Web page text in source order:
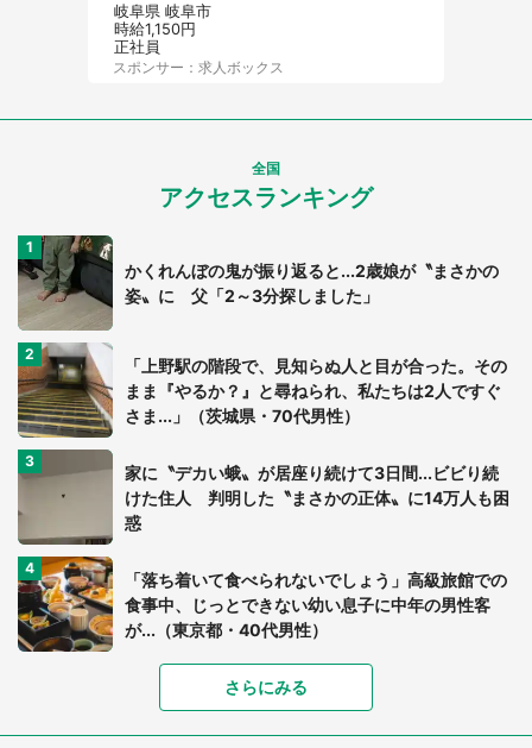
岐阜県 岐阜市
時給1,150円
正社員
スポンサー：求人ボックス
全国
アクセスランキング
かくれんぼの鬼が振り返ると...2歳娘が〝まさかの
姿〟に 父「2～3分探しました」
「上野駅の階段で、見知らぬ人と目が合った。その
まま『やるか？』と尋ねられ、私たちは2人ですぐ
さま...」（茨城県・70代男性）
家に〝デカい蛾〟が居座り続けて3日間...ビビり続
けた住人 判明した〝まさかの正体〟に14万人も困
惑
「落ち着いて食べられないでしょう」高級旅館での
食事中、じっとできない幼い息子に中年の男性客
が...（東京都・40代男性）
「富豪すぎ」1歳息子の〝店頭駄々こね〟の内容に1.
7万人驚がく 「お菓子売り場ならまだしも...」「ハ
ードル高い」
さらにみる